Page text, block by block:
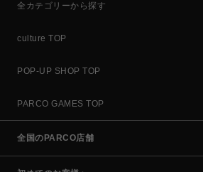
全カテゴリーから探す
culture TOP
POP-UP SHOP TOP
PARCO GAMES TOP
全国のPARCO店舗